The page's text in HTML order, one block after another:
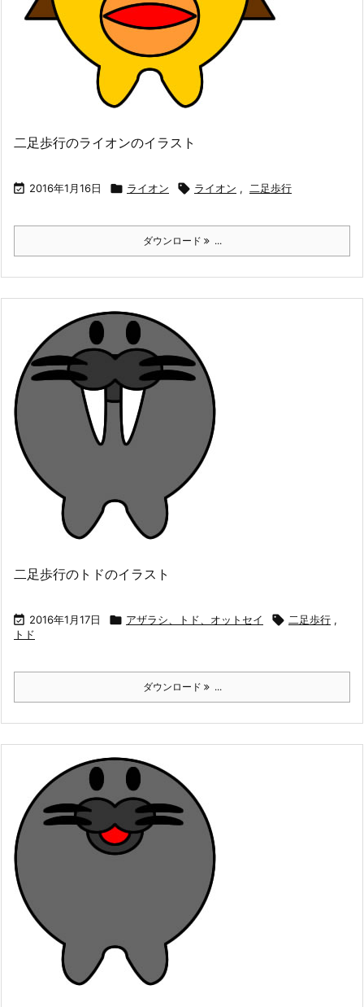
二足歩行のライオンのイラスト
 2016年1月16日  ライオン  ライオン , 二足歩行
ダウンロード ...
二足歩行のトドのイラスト
 2016年1月17日  アザラシ、トド、オットセイ  二足歩行 ,
トド
ダウンロード ...